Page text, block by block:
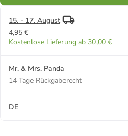
15. - 17. August
4,95 €
Kostenlose Lieferung ab 30,00 €
Mr. & Mrs. Panda
14 Tage Rückgaberecht
DE